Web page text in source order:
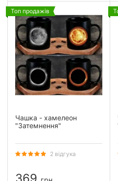
Топ продажів
Чашка - хамелеон
"Затемнення"
2 відгука